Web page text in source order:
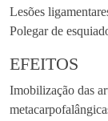
Lesões
Polegar de
EFEITOS
Imobilização das